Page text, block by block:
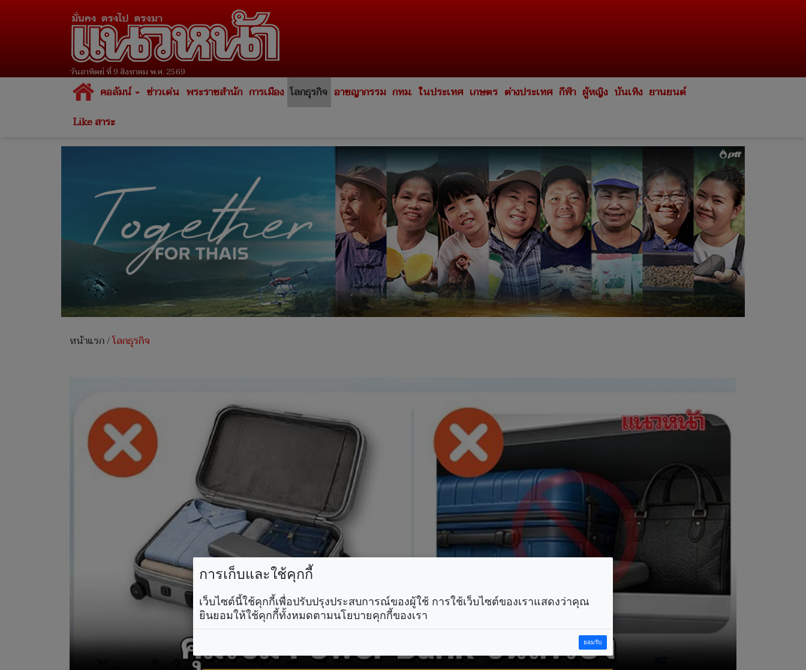
วันอาทิตย์ ที่ 9 สิงหาคม พ.ศ. 2569
คอลัมน์ ข่าวเด่น พระราชสำนัก การเมือง โลกธุรกิจ อาชญากรรม กทม. ในประเทศ เกษตร ต่างประเทศ กีฬา ผู้หญิง บันเทิง ยานยนต์
Like สาระ
หน้าแรก/โลกธุรกิจ
การเก็บและใช้คุกกี้
เว็บไซต์นี้ใช้คุกกี้เพื่อปรับปรุงประสบการณ์ของผู้ใช้ การใช้เว็บไซต์ของเราแสดงว่าคุณ
ยินยอมให้ใช้คุกกี้ทั้งหมดตามนโยบายคุกกี้ของเรา
ยอมรับ